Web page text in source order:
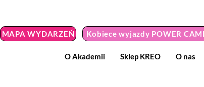
O Akademii Sklep KREO O nas
Kobiece wyjazdy POWER
MAPA WYDARZEŃ